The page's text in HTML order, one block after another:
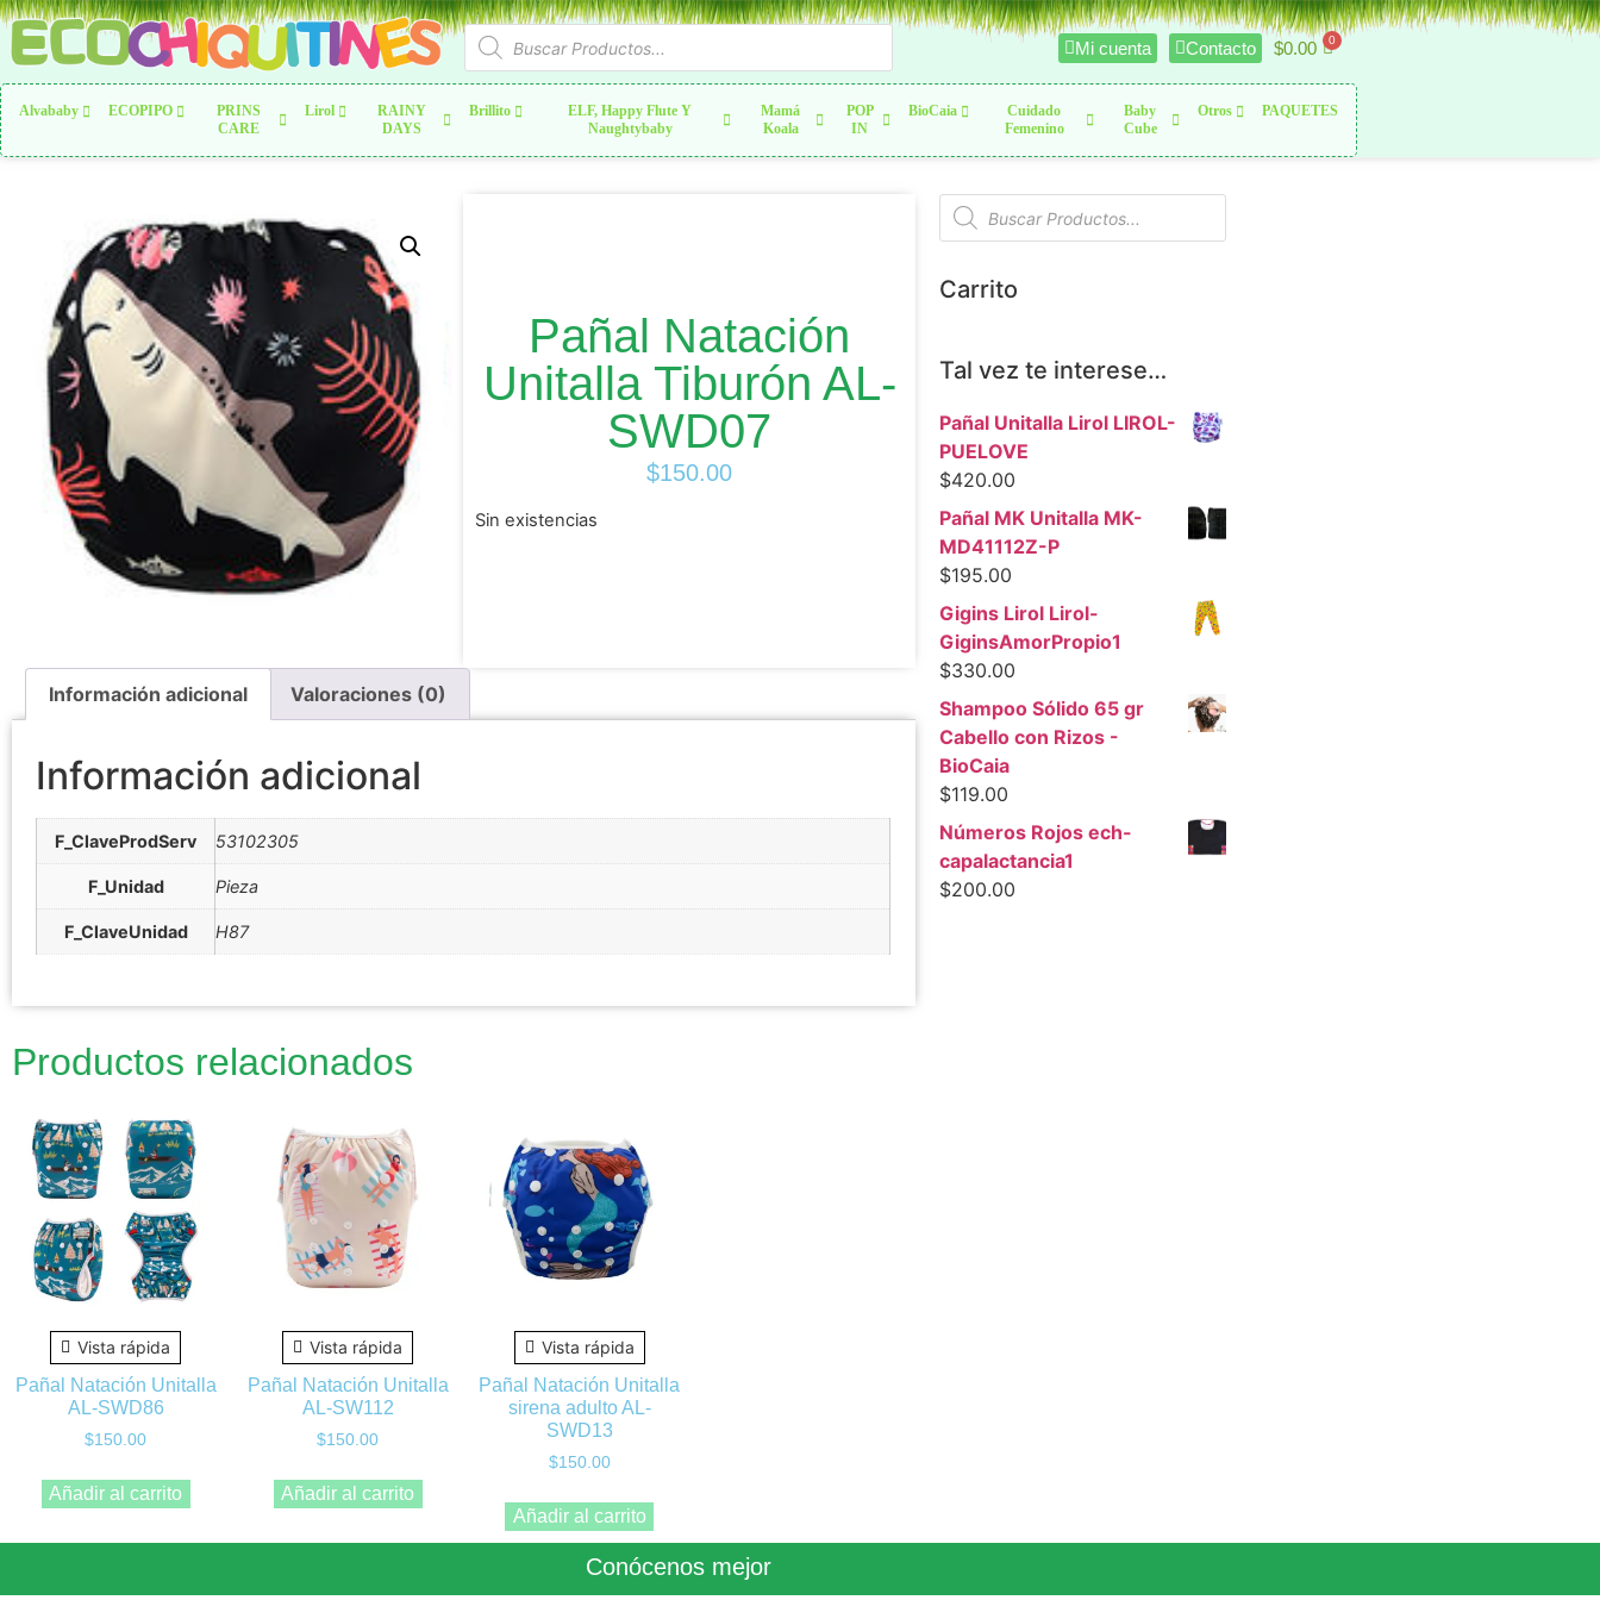
Mi cuenta Contacto $0.00
Alvababy ECOPIPO
PRINS
CARE
Lirol
RAINY
DAYS
Brillito
ELF, Happy Flute Y
Naughtybaby
Mamá
Koala
POP
IN
BioCaia
Cuidado
Femenino
Baby
Cube
Otros PAQUETES
Pañal Natación
Unitalla Tiburón AL-
SWD07
$150.00
Sin existencias
Información adicional Valoraciones (0)
Información adicional
F_ClaveProdServ 53102305
F_Unidad Pieza
F_ClaveUnidad H87
Productos relacionados
Vista rápida
Pañal Natación Unitalla
AL-SWD86
$150.00
Añadir al carrito
Vista rápida
Pañal Natación Unitalla
AL-SW112
$150.00
Añadir al carrito
Vista rápida
Pañal Natación Unitalla
sirena adulto AL-
SWD13
$150.00
Añadir al carrito
Carrito
Tal vez te interese…
Pañal Unitalla Lirol LIROL-
PUELOVE
$420.00
Pañal MK Unitalla MK-
MD41112Z-P
$195.00
Gigins Lirol Lirol-
GiginsAmorPropio1
$330.00
Shampoo Sólido 65 gr
Cabello con Rizos -
BioCaia
$119.00
Números Rojos ech-
capalactancia1
$200.00
Conócenos mejor